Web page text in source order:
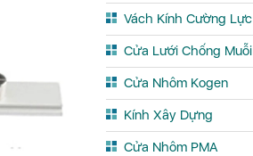
Vách Kính Cường Lực
Cửa Lưới Chống Muỗi
Cửa Nhôm Kogen
Kính Xây Dựng
Cửa Nhôm PMA